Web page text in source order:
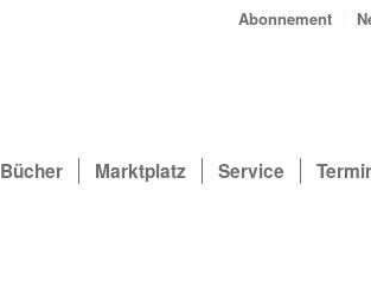
Abonnement
Bücher Marktplatz Service